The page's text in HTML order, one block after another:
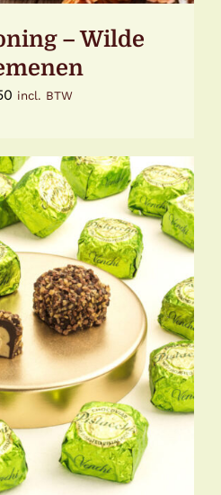
– Wilde
incl. BTW
DIT
PRODUCT
HEEFT
MEERDERE
VARIATIES.
DEZE
OPTIE
KAN
GEKOZEN
WORDEN
/ DETAILS